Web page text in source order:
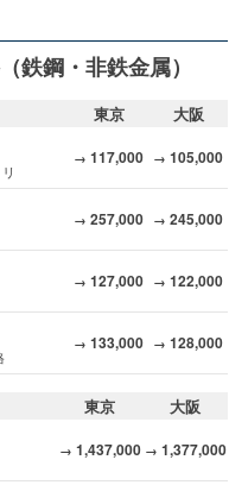
鉄鋼・非鉄金属）
東京
大阪
→ 117,000 → 105,000
→ 257,000 → 245,000
→ 127,000 → 122,000
→ 133,000 → 128,000
東京
大阪
→ 1,437,000 → 1,377,000